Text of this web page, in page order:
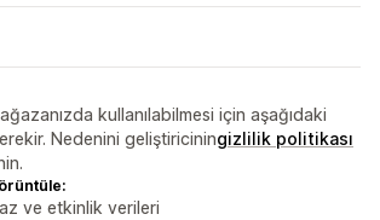
kullanılabilmesi için aşağıdaki
Nedenini geliştiriciningizlilik politikası
ve etkinlik verileri